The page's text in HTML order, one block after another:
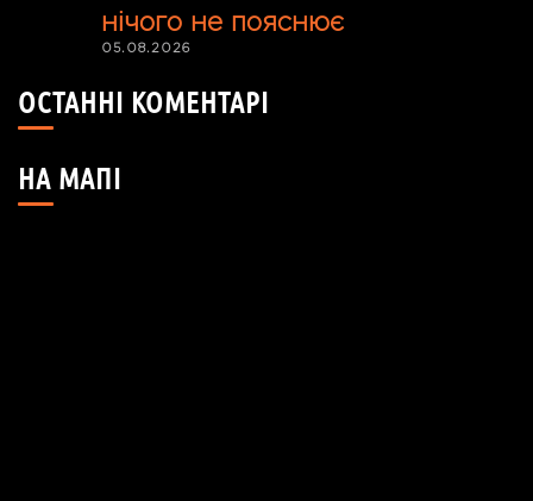
нічого не пояснює
05.08.2026
ОСТАННІ КОМЕНТАРІ
НА МАПІ